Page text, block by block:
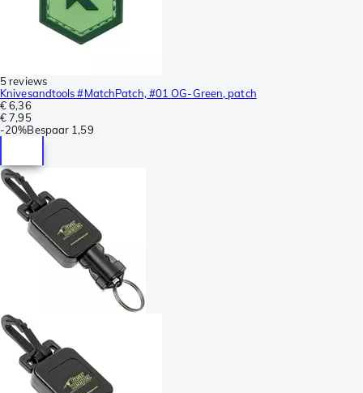
5 reviews
Knivesandtools #MatchPatch, #01 OG-Green, patch
€ 6,36
€ 7,95
-20%Bespaar 1,59